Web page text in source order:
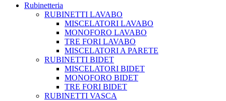
Rubinetteria
RUBINETTI LAVABO
MISCELATORI LAVABO
MONOFORO LAVABO
TRE FORI LAVABO
MISCELATORI A PARETE
RUBINETTI BIDET
MISCELATORI BIDET
MONOFORO BIDET
TRE FORI BIDET
RUBINETTI VASCA